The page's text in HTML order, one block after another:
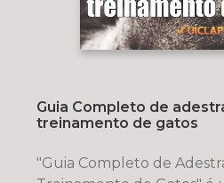
Guia Completo de
treinamento de gatos
"Guia Completo de